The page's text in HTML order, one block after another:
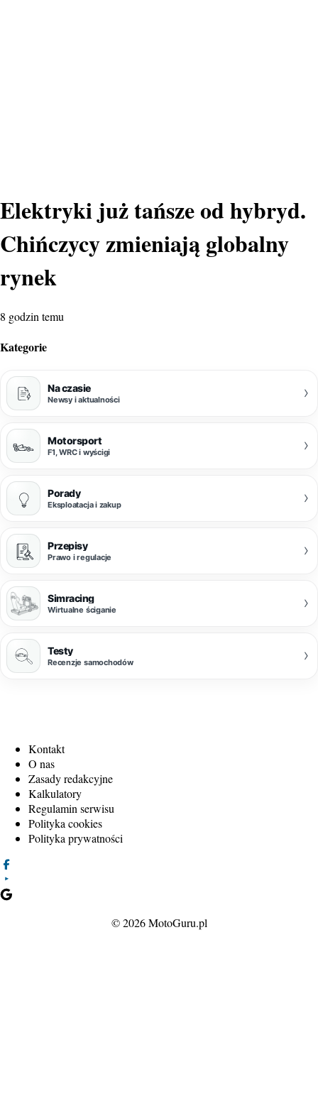
Elektryki już tańsze od hybryd.
Chińczycy zmieniają globalny
rynek
8 godzin temu
Kategorie
Na czasie
Newsy i aktualności ›
Motorsport
F1, WRC i wyścigi ›
Porady
Eksploatacja i zakup ›
Przepisy
Prawo i regulacje ›
Simracing
Wirtualne ściganie ›
Testy
Recenzje samochodów ›
Kontakt
O nas
Zasady redakcyjne
Kalkulatory
Regulamin serwisu
Polityka cookies
Polityka prywatności
© 2026 MotoGuru.pl